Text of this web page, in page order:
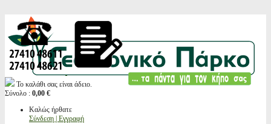
Το καλάθι σας είναι άδειο.
Σύνολο : 0,00 €
Καλώς ήρθατε
Σύνδεση | Εγγραφή